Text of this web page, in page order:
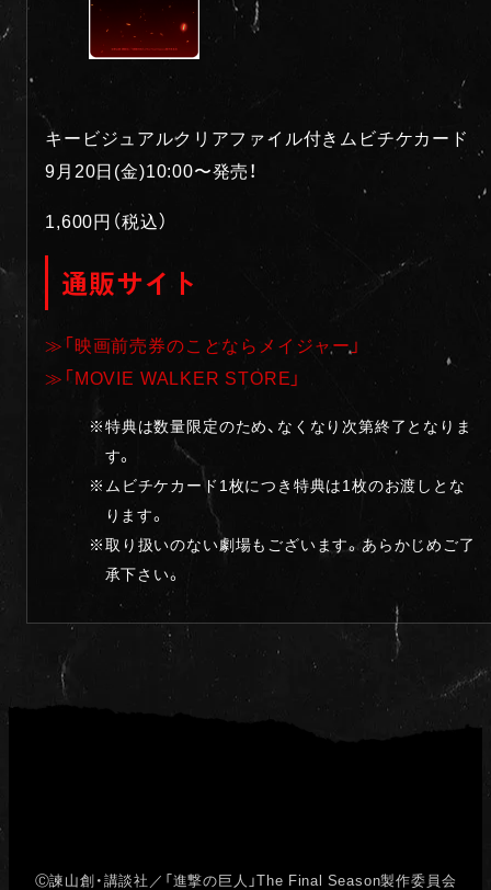
キービジュアルクリアファイル付きムビチケカード
9月20日(金)10:00〜発売！
1,600円（税込）
通販サイト
≫「映画前売券のことならメイジャー」
≫「MOVIE WALKER STORE」
※特典は数量限定のため、なくなり次第終了となりま
す。
※ムビチケカード1枚につき特典は1枚のお渡しとな
ります。
※取り扱いのない劇場もございます。あらかじめご了
承下さい。
Ⓒ諫山創・講談社／「進撃の巨人」The Final Season製作委員会